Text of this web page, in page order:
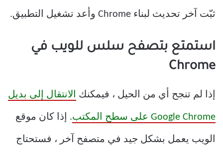
ثبّت آخر تحديث لبناء Chrome وأعد تشغيل التطبيق.
استمتع بتصفح سلس للويب في
Chrome
إذا لم تنجح أي من الحيل ، فيمكنك الانتقال إلى بديل
Google Chrome على سطح المكتب . إذا كان موقع
الويب يعمل بشكل جيد في متصفح آخر ، فستحتاج